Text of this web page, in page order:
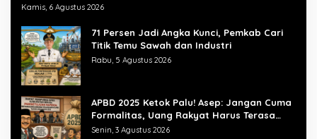
Kamis, 6 Agustus 2026
71 Persen Jadi Angka Kunci, Pemkab Cari
Titik Temu Sawah dan Industri
Rabu, 5 Agustus 2026
APBD 2025 Ketok Palu! Asep: Jangan Cuma
Formalitas, Uang Rakyat Harus Terasa
Manfaatnya
Senin, 3 Agustus 2026